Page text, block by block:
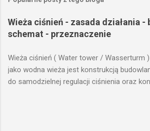
Wieża ciśnień - zasada działania -
schemat - przeznaczenie
Wieża ciśnień ( Water tower / Wasserturm
jako wodna wieża jest konstrukcją
do samodzielnej regulacji ciśnienia oraz
na którym została wzniesiona. Wieża